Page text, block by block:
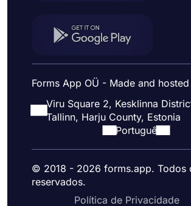
Forms App OÜ - Made and
Viru Square 2, Kesklinna
Tallinn, Harju County, Estonia
Portuguê
© 2018 - 2026 forms.app. Todos
reservados.
Política de Privacidade